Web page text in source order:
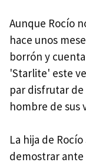
Aunque Rocío
hace unos
borrón y
'Starlite' este
par disfrutar
hombre de sus
La hija de
demostrar ante